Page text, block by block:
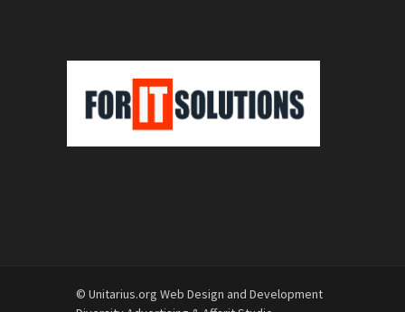
© Unitarius.org Web Design and Development